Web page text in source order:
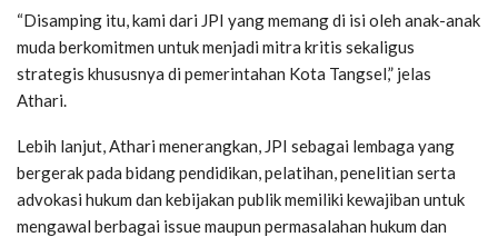
“Disamping itu, kami dari JPI yang memang di isi oleh anak-anak
muda berkomitmen untuk menjadi mitra kritis sekaligus
strategis khususnya di pemerintahan Kota Tangsel,” jelas
Athari.
Lebih lanjut, Athari menerangkan, JPI sebagai lembaga yang
bergerak pada bidang pendidikan, pelatihan, penelitian serta
advokasi hukum dan kebijakan publik memiliki kewajiban untuk
mengawal berbagai issue maupun permasalahan hukum dan